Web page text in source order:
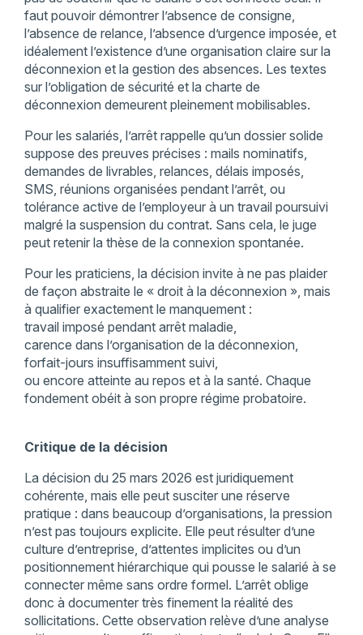
faut pouvoir démontrer l’absence de consigne,
l’absence de relance, l’absence d’urgence imposée, et
idéalement l’existence d’une organisation claire sur la
déconnexion et la gestion des absences. Les textes
sur l’obligation de sécurité et la charte de
déconnexion demeurent pleinement mobilisables.
Pour les salariés, l’arrêt rappelle qu’un dossier solide
suppose des preuves précises : mails nominatifs,
demandes de livrables, relances, délais imposés,
SMS, réunions organisées pendant l’arrêt, ou
tolérance active de l’employeur à un travail poursuivi
malgré la suspension du contrat. Sans cela, le juge
peut retenir la thèse de la connexion spontanée.
Pour les praticiens, la décision invite à ne pas plaider
de façon abstraite le « droit à la déconnexion », mais
à qualifier exactement le manquement :
travail imposé pendant arrêt maladie,
carence dans l’organisation de la déconnexion,
forfait-jours insuffisamment suivi,
ou encore atteinte au repos et à la santé. Chaque
fondement obéit à son propre régime probatoire.
Critique de la décision
La décision du 25 mars 2026 est juridiquement
cohérente, mais elle peut susciter une réserve
pratique : dans beaucoup d’organisations, la pression
n’est pas toujours explicite. Elle peut résulter d’une
culture d’entreprise, d’attentes implicites ou d’un
positionnement hiérarchique qui pousse le salarié à se
connecter même sans ordre formel. L’arrêt oblige
donc à documenter très finement la réalité des
sollicitations. Cette observation relève d’une analyse